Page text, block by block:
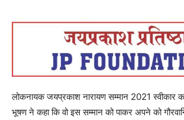
लोकनायक जयप्रकाश नारायण सम्मान 2021 स्वीकार
भूषण ने कहा कि वो इस सम्मान को पाकर अपने को